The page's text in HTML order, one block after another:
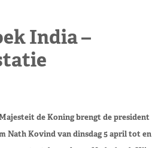
India –
de Koning brengt de president
Nath Kovind van dinsdag 5 april tot en